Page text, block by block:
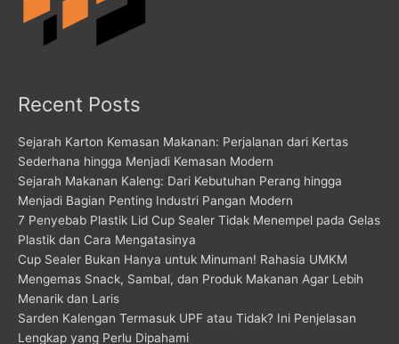
Recent Posts
Sejarah Karton Kemasan Makanan: Perjalanan dari Kertas
Sederhana hingga Menjadi Kemasan Modern
Sejarah Makanan Kaleng: Dari Kebutuhan Perang hingga
Menjadi Bagian Penting Industri Pangan Modern
7 Penyebab Plastik Lid Cup Sealer Tidak Menempel pada Gelas
Plastik dan Cara Mengatasinya
Cup Sealer Bukan Hanya untuk Minuman! Rahasia UMKM
Mengemas Snack, Sambal, dan Produk Makanan Agar Lebih
Menarik dan Laris
Sarden Kalengan Termasuk UPF atau Tidak? Ini Penjelasan
Lengkap yang Perlu Dipahami